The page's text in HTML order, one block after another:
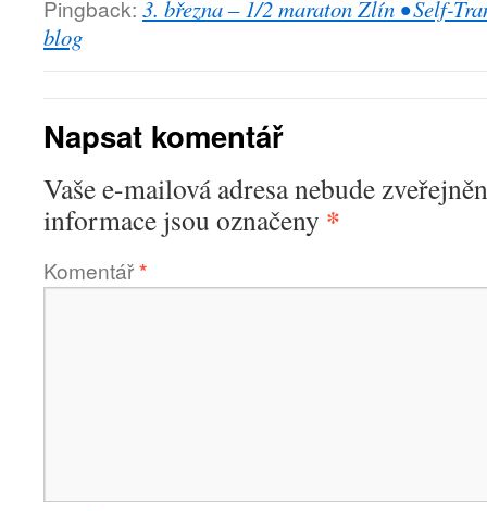
Pingback: 3. března – 1/2 maraton Zlín • Self-
blog
Napsat komentář
Vaše e-mailová adresa nebude
informace jsou označeny *
Komentář*